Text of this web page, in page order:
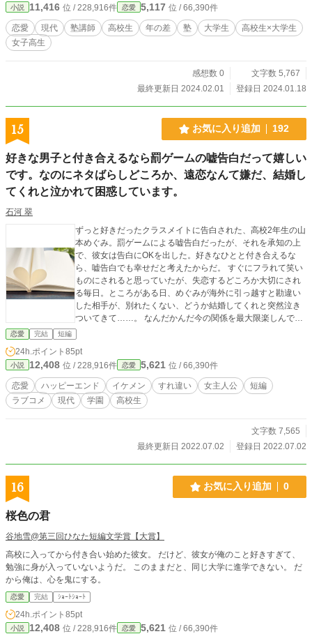
小説 11,416 位 / 228,916件 恋愛 5,117 位 / 66,390件
恋愛 現代 塾講師 高校生 年の差 塾 大学生
高校生×大学生
女子高生
感想数 0
文字数 5,767
最終更新日 2024.02.01
登録日 2024.01.18
15 お気に入り追加 192
好きな男子と付き合えるなら罰ゲームの嘘告白だって嬉しい
です。なのにネタばらしどころか、遠恋なんて嫌だ、結婚し
てくれと泣かれて困惑しています。
石河 翠
ずっと好きだったクラスメイトに告白された、高校2年生の山
本めぐみ。罰ゲームによる嘘告白だったが、それを承知の上
で、彼女は告白にOKを出した。好きなひとと付き合えるな
ら、嘘告白でも幸せだと考えたからだ。 すぐにフラれて笑い
ものにされると思っていたが、失恋するどころか大切にされ
る毎日。ところがある日、めぐみが海外に引っ越すと勘違い
した相手が、別れたくない、どうか結婚してくれと突然泣き
ついてきて……。 なんだかんだ今の関係を最大限楽しんでい
る、意外と図太いヒロインと、くそ真面目なせいで盛大に空
振りしてしまっている残念イケメンなヒーローの恋物語。ハ
ッピーエンドです。 この作品は、他サイトにも投稿しており
ます。 扉絵は、写真ACよりhimawariinさまの作品をお借りし
ております。
恋愛 完結 短編
24h.ポイント 85pt
小説 12,408 位 / 228,916件 恋愛 5,621 位 / 66,390件
恋愛 ハッピーエンド イケメン すれ違い 女主人公
短編
ラブコメ
現代 学園 高校生
文字数 7,565
最終更新日 2022.07.02
登録日 2022.07.02
16 お気に入り追加 0
桜色の君
谷地雪@第三回ひなた短編文学賞【大賞】
高校に入ってから付き合い始めた彼女。 だけど、彼女が俺のこと好きすぎて、
勉強に身が入っていないようだ。 このままだと、同じ大学に進学できない。 だ
から俺は、心を鬼にする。
恋愛 完結 ｼｮｰﾄｼｮｰﾄ
24h.ポイント 85pt
小説 12,408 位 / 228,916件 恋愛 5,621 位 / 66,390件